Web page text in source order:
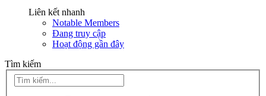
Liên kết nhanh
Notable Members
Đang truy cập
Hoạt động gần đây
Tìm kiếm